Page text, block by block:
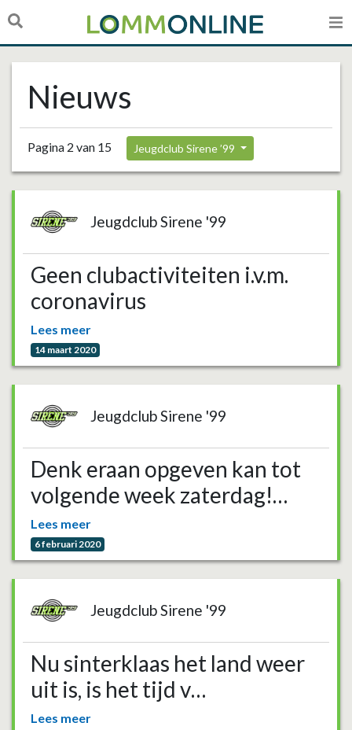
Nieuws
Pagina 2 van 15 Jeugdclub Sirene ’99
Jeugdclub Sirene '99
Geen clubactiviteiten i.v.m.
coronavirus
Lees meer
14 maart 2020
Jeugdclub Sirene '99
Denk eraan opgeven kan tot
volgende week zaterdag!…
Lees meer
6 februari 2020
Jeugdclub Sirene '99
Nu sinterklaas het land weer
uit is, is het tijd v…
Lees meer